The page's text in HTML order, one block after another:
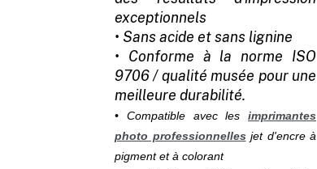
exceptionnels
• Sans acide et sans lignine
• Conforme à la norme ISO
9706 / qualité musée pour une
meilleure durabilité.
• Compatible avec lesimprimantes
photo professionnellesjet d'encre à
pigment et à colorant